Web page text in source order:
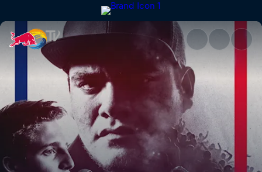
Damarys Hefzi-Ba vs